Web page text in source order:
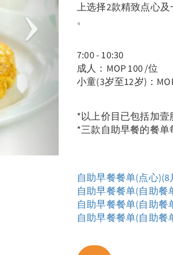
上选择2款精致点心
。
7:00 - 10:30
成人：MOP 100 /位
小童(3岁至12岁)：
*以上价目已包括加壹
*三款自助早餐的餐单
自助早餐餐单(点心)(8
自助早餐餐单(自助餐
自助早餐餐单(自助餐
自助早餐餐单(自助餐